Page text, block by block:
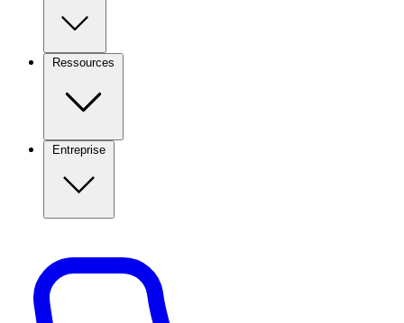
Ressources
Entreprise